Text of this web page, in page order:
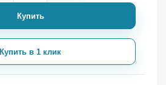
Купить
Купить в 1 клик